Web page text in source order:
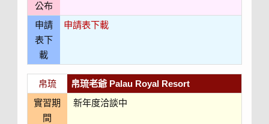
公布
申請
表下
載
申請表下載
帛琉
帛琉老爺 Palau Royal Resort
實習期
間
新年度洽談中